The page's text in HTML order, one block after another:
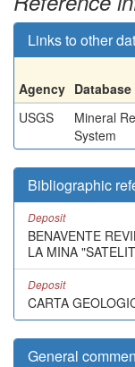
Links to other
Agency
USGS
Mineral
System
Bibliographic
Deposit
BENAVENTE
LA MINA
Deposit
CARTA
General